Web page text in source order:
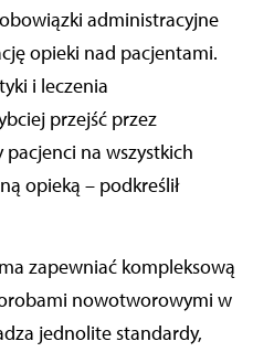
administracyjne
opieki nad pacjentami.
i leczenia
przejść przez
na wszystkich
opieką – podkreślił
zapewniać kompleksową
nowotworowymi w
jednolite standardy,